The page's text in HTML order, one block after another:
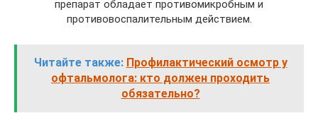
препарат обладает противомикробным и
противовоспалительным действием.
Читайте также: Профилактический осмотр у
офтальмолога: кто должен проходить
обязательно?